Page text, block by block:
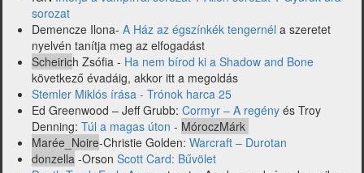
sorozat
Demencze Ilona- A Ház az égszínkék tengernél a szeretet
nyelvén tanítja meg az elfogadást
Scheirich Zsófia - Ha nem bírod ki a Shadow and Bone
következő évadáig, akkor itt a megoldás
Stemler Miklós írása - Trónok harca 25
Ed Greenwood – Jeff Grubb: Cormyr – A regény és Troy
Denning: Túl a magas úton - MóroczMárk
Marée_Noire-Christie Golden: Warcraft – Durotan
donzella -Orson Scott Card: Bűvölet